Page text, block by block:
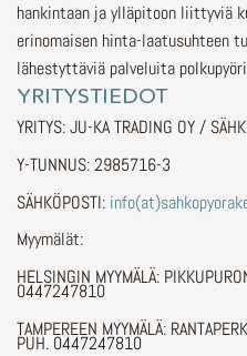
hankintaan ja ylläpitoon liittyviä
erinomaisen hinta-laatusuhteen
lähestyttäviä palveluita
YRITYSTIEDOT
YRITYS: JU-KA TRADING OY /
Y-TUNNUS: 2985716-3
SÄHKÖPOSTI:
Myymälät:
HELSINGIN MYYMÄLÄ:
0447247810
TAMPEREEN MYYMÄLÄ:
PUH. 0447247810